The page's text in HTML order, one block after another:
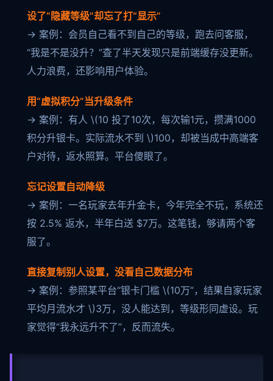
设了“隐藏等级”却忘了打“显示”
→ 案例：会员自己看不到自己的等级，跑去问客服，
“我是不是没升？”查了半天发现只是前端缓存没更新。
人力浪费，还影响用户体验。
用“虚拟积分”当升级条件
→ 案例：有人 \(10 投了10次，每次输1元，攒满1000
积分升银卡。实际流水不到 \)100，却被当成中高端客
户对待，返水照算。平台傻眼了。
忘记设置自动降级
→ 案例：一名玩家去年升金卡，今年完全不玩，系统还
按 2.5% 返水，半年白送 $7万。这笔钱，够请两个客
服了。
直接复制别人设置，没看自己数据分布
→ 案例：参照某平台“银卡门槛 \(10万”，结果自家玩家
平均月流水才 \)3万，没人能达到，等级形同虚设。玩
家觉得“我永远升不了”，反而流失。